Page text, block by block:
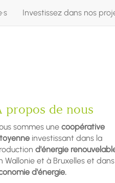
Investissez dans nos
propos de nous
sommes une coopérative
investissant dans la
d'énergie
Wallonie et à Bruxelles et dans
d'énergie.